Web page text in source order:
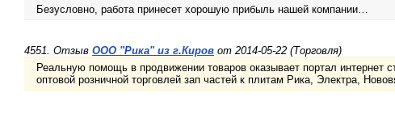
Безусловно, работа принесет хорошую прибыль нашей компании…
4551. Отзыв ООО "Рика" из г.Киров от 2014-05-22 (Торговля)
Реальную помощь в продвижении товаров оказывает портал интернет
оптовой розничной торговлей зап частей к плитам Рика, Электра,